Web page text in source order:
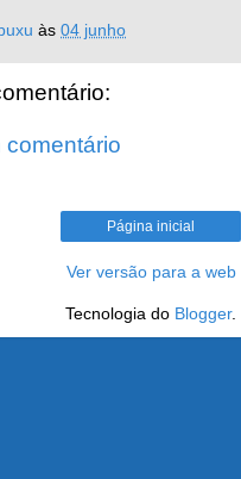
às 04 junho
comentário
Página inicial
Ver versão para a web
Tecnologia do Blogger.